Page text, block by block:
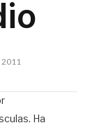
2011
Ha